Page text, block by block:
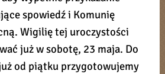
spowiedź i Komunię
Wigilię tej uroczystości
już w sobotę, 23 maja. Do
od piątku przygotowujemy